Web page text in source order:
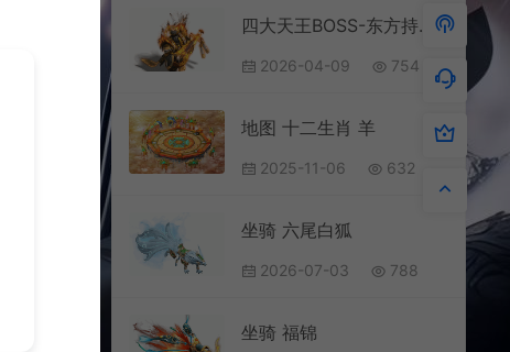
四大天王BOSS-东方持国天王
2026-04-09 754
地图 十二生肖 羊
2025-11-06 632
坐骑 六尾白狐
2026-07-03 788
坐骑 福锦